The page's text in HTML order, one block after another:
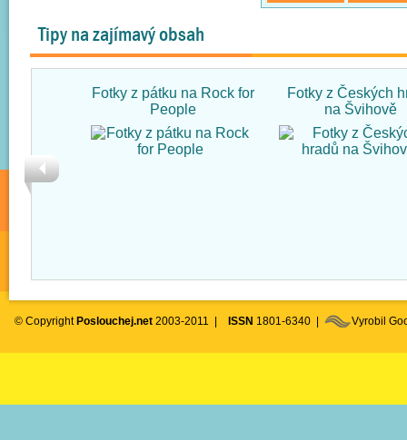
Tipy na zajímavý obsah
Fotky z pátku na Rock for
People
Fotky z Českých
na Švihově
© Copyright Poslouchej.net 2003-2011 | ISSN 1801-6340 | Vyrobil